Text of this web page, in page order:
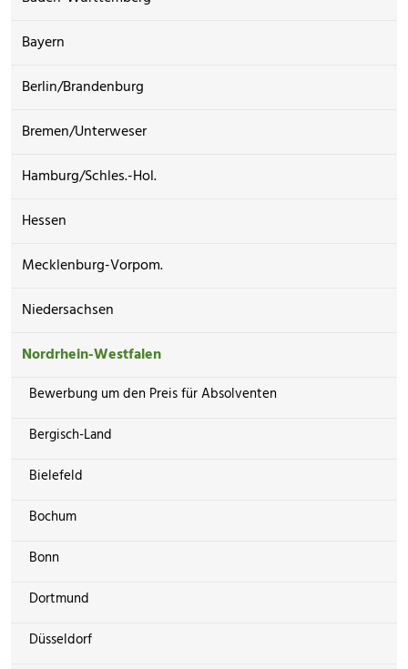
Bayern
Berlin/Brandenburg
Bremen/Unterweser
Hamburg/Schles.-Hol.
Hessen
Mecklenburg-Vorpom.
Niedersachsen
Nordrhein-Westfalen
Bewerbung um den Preis für Absolventen
Bergisch-Land
Bielefeld
Bochum
Bonn
Dortmund
Düsseldorf